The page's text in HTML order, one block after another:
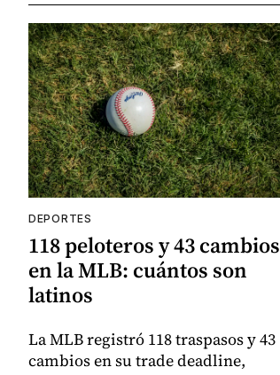
DEPORTES
118 peloteros y 43 cambios
en la MLB: cuántos son
latinos
La MLB registró 118 traspasos y 43
cambios en su trade deadline,